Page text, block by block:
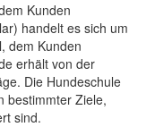
Kunden
handelt es sich um
dem Kunden
erhält von der
Die Hundeschule
bestimmter Ziele,
sind.